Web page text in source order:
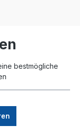
bestmögliche